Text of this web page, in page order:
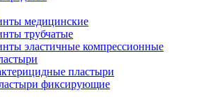
медицинские
трубчатые
эластичные компрессионные
пластыри
фиксирующие